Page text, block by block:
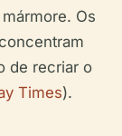
Os
de recriar o
Times).